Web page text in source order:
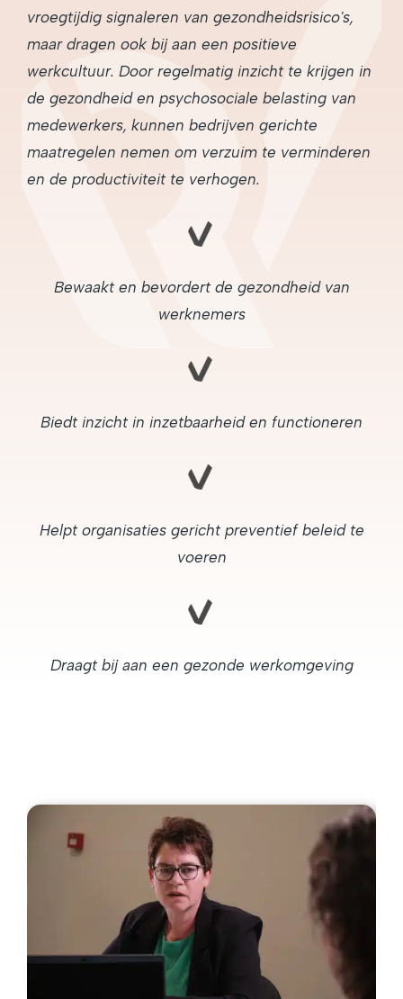
vroegtijdig signaleren van gezondheidsrisico's,
maar dragen ook bij aan een positieve
werkcultuur. Door regelmatig inzicht te krijgen in
de gezondheid en psychosociale belasting van
medewerkers, kunnen bedrijven gerichte
maatregelen nemen om verzuim te verminderen
en de productiviteit te verhogen.
Bewaakt en bevordert de gezondheid van
werknemers
Biedt inzicht in inzetbaarheid en functioneren
Helpt organisaties gericht preventief beleid te
voeren
Draagt bij aan een gezonde werkomgeving